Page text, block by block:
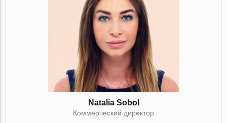
Natalia Sobol
Коммерческий директор